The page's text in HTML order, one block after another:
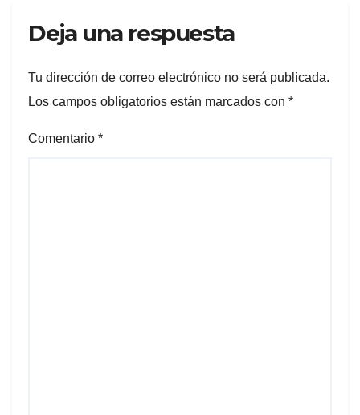
Deja una respuesta
Tu dirección de correo electrónico no será publicada.
Los campos obligatorios están marcados con *
Comentario *